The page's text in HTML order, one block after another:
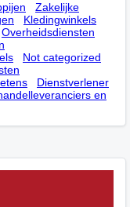
Zakelijke
Kledingwinkels
Overheidsdiensten
Not categorized
Dienstverlener
en